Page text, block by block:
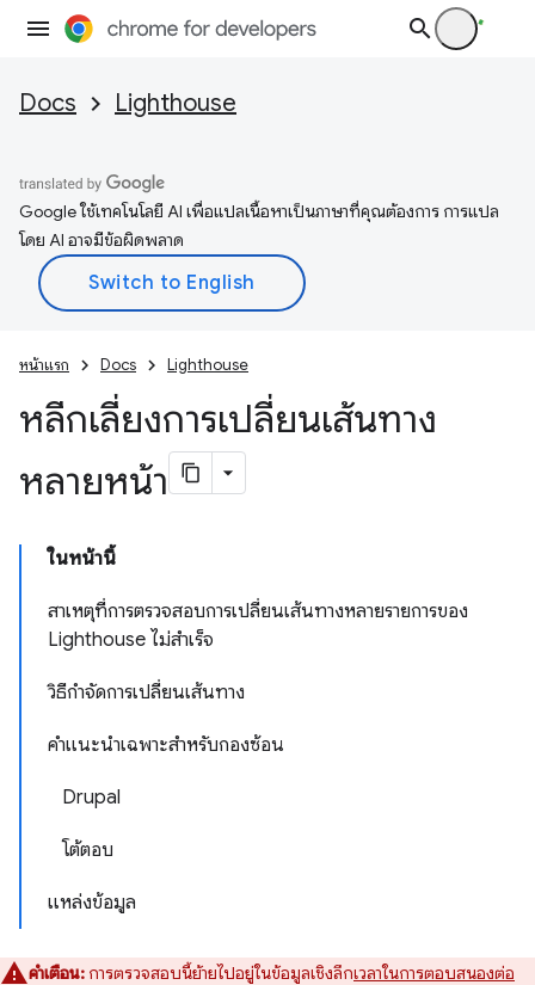
Docs Lighthouse
Google ใช้เทคโนโลยี AI เพื่อแปลเนื้อหาเป็นภาษาที่คุณต้องการ การแปล
โดย AI อาจมีข้อผิดพลาด
หน้าแรก Docs Lighthouse
หลีกเลี่ยงการเปลี่ยนเส้นทาง
หลายหน้า
ในหน้านี้
สาเหตุที่การตรวจสอบการเปลี่ยนเส้นทางหลายรายการของ
Lighthouse ไม่สำเร็จ
วิธีกำจัดการเปลี่ยนเส้นทาง
คำแนะนำเฉพาะสำหรับกองซ้อน
Drupal
โต้ตอบ
แหล่งข้อมูล
คำเตือน: การตรวจสอบนี้ย้ายไปอยู่ในข้อมูลเชิงลึกเวลาในการตอบสนองต่อ